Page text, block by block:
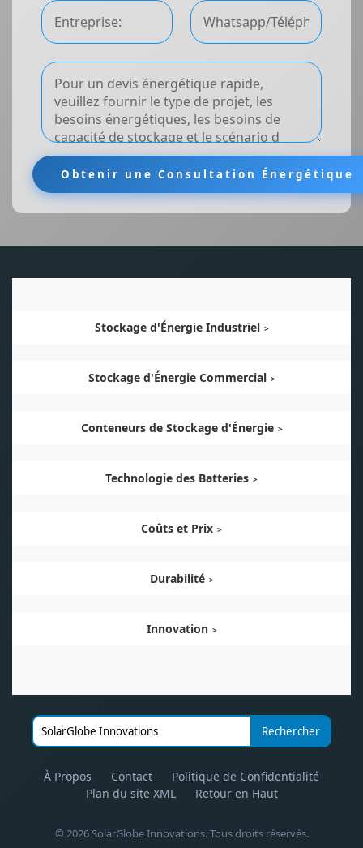
Stockage d'Énergie Industriel
Stockage d'Énergie Commercial
Conteneurs de Stockage d'Énergie
Technologie des Batteries
Coûts et Prix
Durabilité
Innovation
Rechercher
À Propos Contact
Politique de Confidentialité
Plan du site XML
Retour en Haut
© 2026 SolarGlobe Innovations. Tous droits réservés.